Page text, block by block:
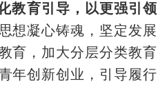
教育引导，以更强引领
想凝心铸魂，坚定发展
育，加大分层分类教育
年创新创业，引导履行